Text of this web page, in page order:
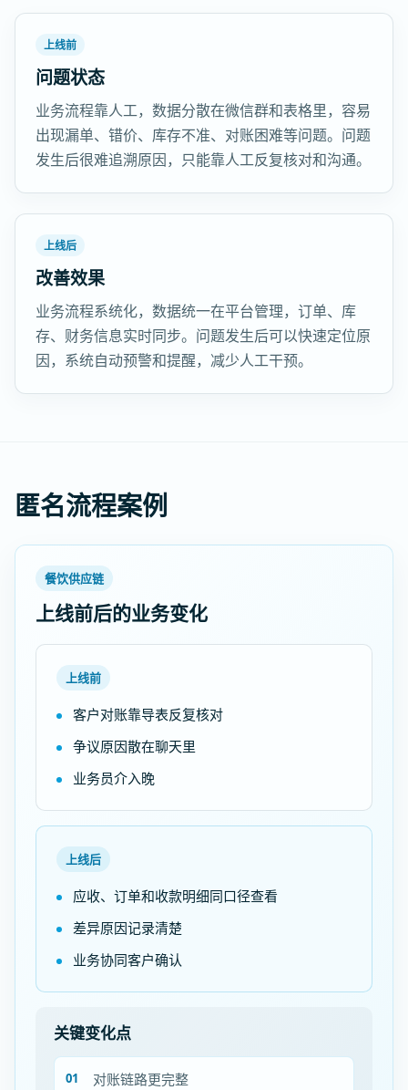
上线前
问题状态
业务流程靠人工，数据分散在微信群和表格里，容易
出现漏单、错价、库存不准、对账困难等问题。问题
发生后很难追溯原因，只能靠人工反复核对和沟通。
上线后
改善效果
业务流程系统化，数据统一在平台管理，订单、库
存、财务信息实时同步。问题发生后可以快速定位原
因，系统自动预警和提醒，减少人工干预。
匿名流程案例
餐饮供应链
上线前后的业务变化
上线前
客户对账靠导表反复核对
争议原因散在聊天里
业务员介入晚
上线后
应收、订单和收款明细同口径查看
差异原因记录清楚
业务协同客户确认
关键变化点
对账链路更完整